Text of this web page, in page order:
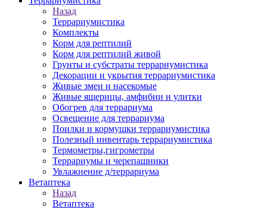
Назад
Террариумистика
Комплекты
Корм для рептилий
Корм для рептилий живой
Грунты и субстраты террариумистика
Декорации и укрытия террариумистика
Живые змеи и насекомые
Живые ящерицы, амфибии и улитки
Обогрев для террариума
Освещение для террариума
Поилки и кормушки террариумистика
Полезный инвентарь террариумистика
Термометры,гигрометры
Террариумы и черепашники
Увлажнение д/террариума
Ветаптека
Назад
Ветаптека